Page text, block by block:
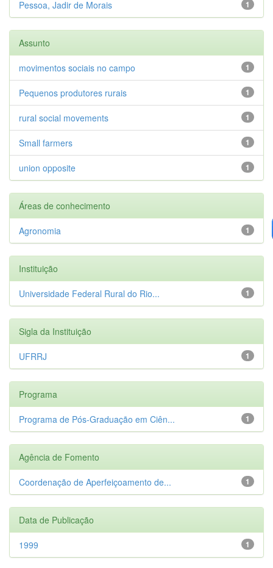
1
Pessoa, Jadir de Morais
Assunto
1
movimentos sociais no campo
1
Pequenos produtores rurais
1
rural social movements
1
Small farmers
1
union opposite
Áreas de conhecimento
1
Agronomia
Instituição
1
Universidade Federal Rural do Rio...
Sigla da Instituição
1
UFRRJ
Programa
1
Programa de Pós-Graduação em Ciên...
Agência de Fomento
1
Coordenação de Aperfeiçoamento de...
Data de Publicação
1
1999